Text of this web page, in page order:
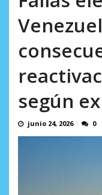
según
junio 24, 2026 0